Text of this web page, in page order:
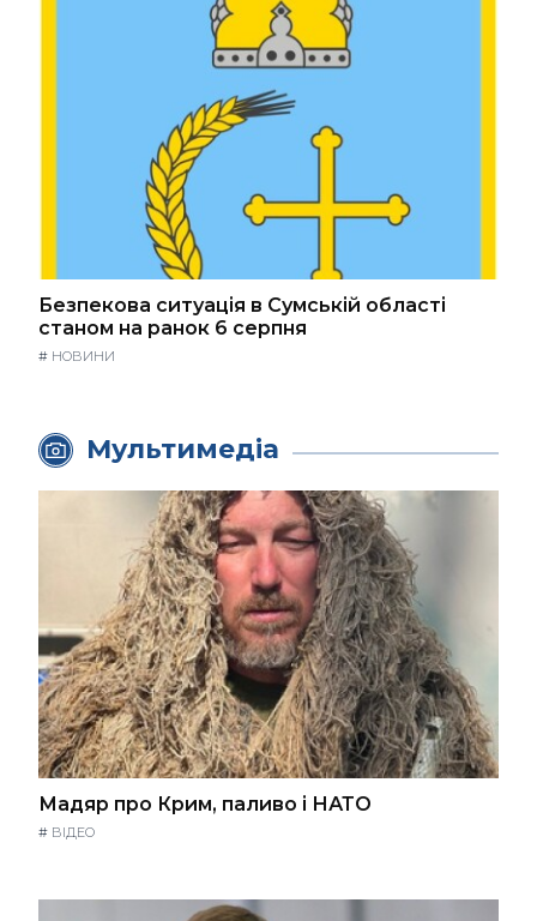
Безпекова ситуація в Сумській області
станом на ранок 6 серпня
# НОВИНИ
Мультимедіа
Мадяр про Крим, паливо і НАТО
# ВІДЕО